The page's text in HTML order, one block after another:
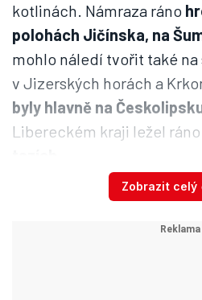
kotlinách. Námraza ráno
polohách Jičínska, na
mohlo náledí tvořit také
v Jizerských horách a
byly hlavně na
Libereckém kraji ležel ráno
Zobrazit celý